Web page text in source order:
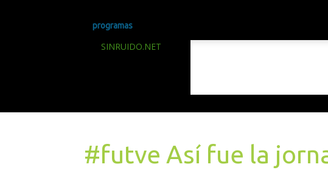
programas
SINRUIDO.NET
#futve Así fue la